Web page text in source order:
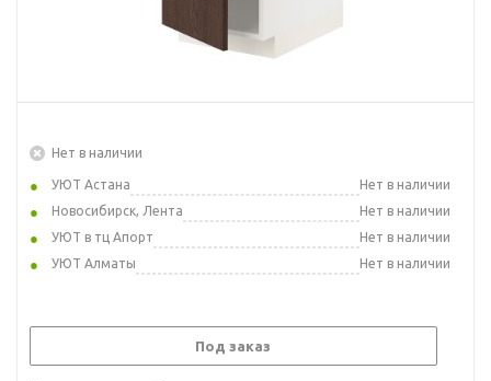
Нет в наличии
УЮТ Астана
Нет в наличии
Новосибирск, Лента
Нет в наличии
УЮТ в тц Апорт
Нет в наличии
УЮТ Алматы
Нет в наличии
Под заказ